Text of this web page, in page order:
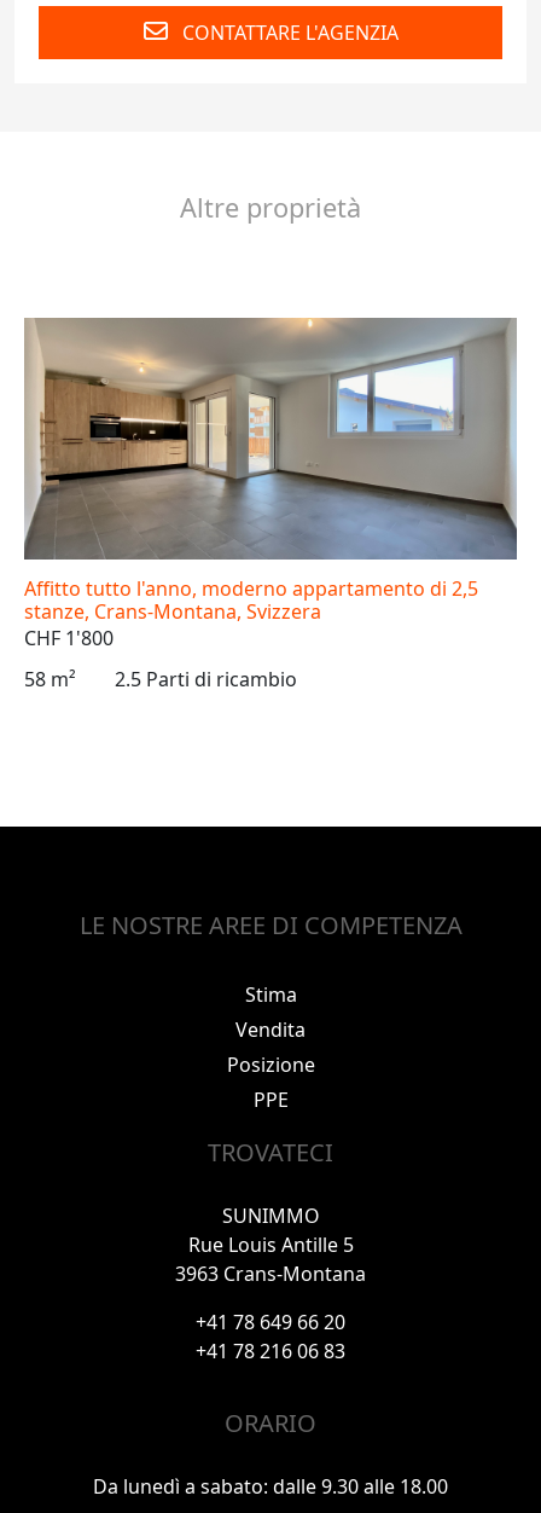
CONTATTARE L'AGENZIA
Altre proprietà
Affitto tutto l'anno, moderno appartamento di 2,5
stanze, Crans-Montana, Svizzera
CHF 1'800
58 m²
2.5 Parti di ricambio
LE NOSTRE AREE DI COMPETENZA
Stima
Vendita
Posizione
PPE
TROVATECI
SUNIMMO
Rue Louis Antille 5
3963 Crans-Montana
+41 78 649 66 20
+41 78 216 06 83
ORARIO
Da lunedì a sabato: dalle 9.30 alle 18.00